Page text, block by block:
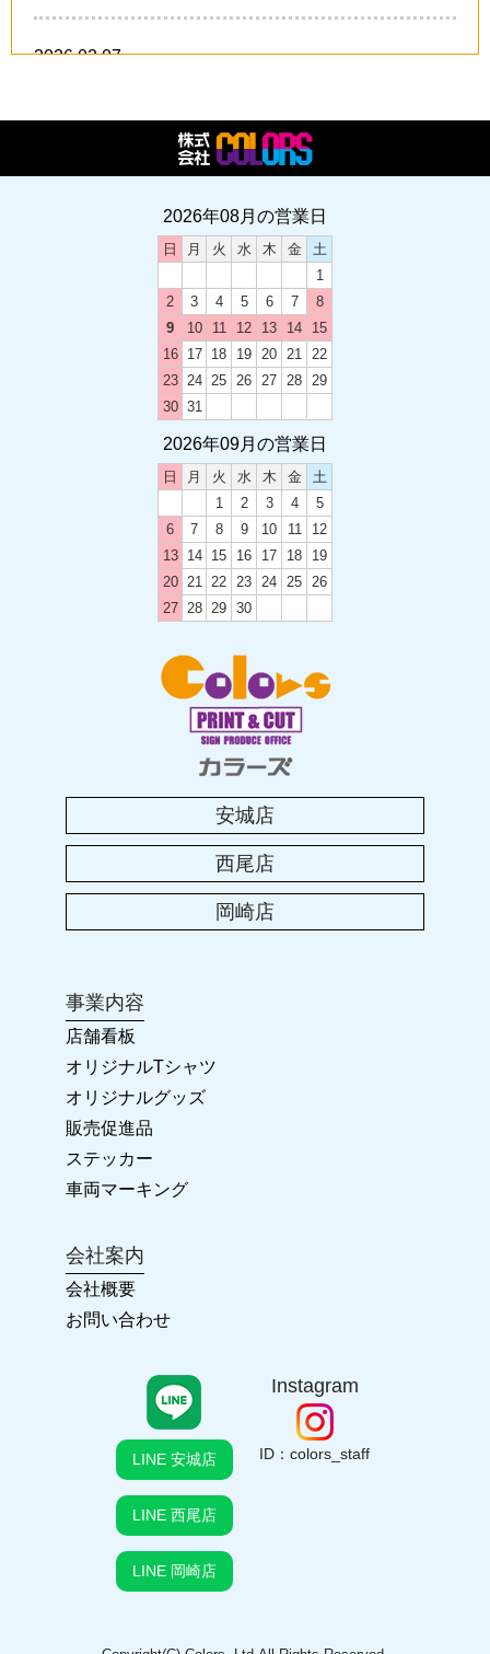
2026.02.07
2024-2025 年末年始のお休み
土曜日の営業時間変更のお知らせ
2023-2024 年末年始のお休み
カラーズ西尾店移転のお知らせ
2023年 お盆休みのお知らせ
2023.04.25
2023年 ゴールデンウィークのお休み
2023.01.25
2022.11.23
2022-2023 年末年始のお休み
2022.04.28
カラーズ岡崎店 リニューアルオープン!!
2022年 ゴールデンウィークの臨時休業について
2022.03.26
年末年始のお休み
営業時間変更のお知らせ
お盆休みのお知らせ
2026年08月の営業日
日 月 火 水 木 金
土
1
2
3 4 5 6 7
8
9
10 11 12 13 14
15
16
17 18 19 20 21
22
23
24 25 26 27 28
29
30 31
2026年09月の営業日
日 月 火 水 木 金
土
1
2 3 4
5
6
7 8 9 10 11
12
13
14 15 16 17 18
19
20
21 22 23 24 25
26
27
28 29 30
安城店
西尾店
岡崎店
事業内容
店舗看板
オリジナルTシャツ
オリジナルグッズ
販売促進品
ステッカー
車両マーキング
会社案内
会社概要
お問い合わせ
LINE 安城店
LINE 西尾店
LINE 岡崎店
Instagram
ID：colors_staff